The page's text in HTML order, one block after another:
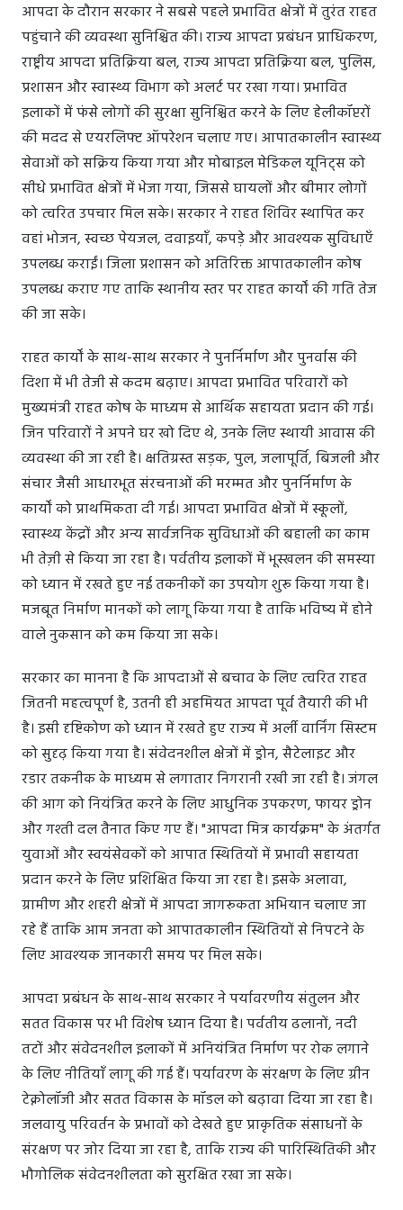
आपदा के दौरान सरकार ने सबसे पहले प्रभावित क्षेत्रों में तुरंत राहत
पहुंचाने की व्यवस्था सुनिश्चित की। राज्य आपदा प्रबंधन प्राधिकरण,
राष्ट्रीय आपदा प्रतिक्रिया बल, राज्य आपदा प्रतिक्रिया बल, पुलिस,
प्रशासन और स्वास्थ्य विभाग को अलर्ट पर रखा गया। प्रभावित
इलाकों में फंसे लोगों की सुरक्षा सुनिश्चित करने के लिए हेलीकॉप्टरों
की मदद से एयरलिफ्ट ऑपरेशन चलाए गए। आपातकालीन स्वास्थ्य
सेवाओं को सक्रिय किया गया और मोबाइल मेडिकल यूनिट्स को
सीधे प्रभावित क्षेत्रों में भेजा गया, जिससे घायलों और बीमार लोगों
को त्वरित उपचार मिल सके। सरकार ने राहत शिविर स्थापित कर
वहां भोजन, स्वच्छ पेयजल, दवाइयाँ, कपड़े और आवश्यक सुविधाएँ
उपलब्ध कराईं। जिला प्रशासन को अतिरिक्त आपातकालीन कोष
उपलब्ध कराए गए ताकि स्थानीय स्तर पर राहत कार्यों की गति तेज
की जा सके।
राहत कार्यों के साथ-साथ सरकार ने पुनर्निर्माण और पुनर्वास की
दिशा में भी तेजी से कदम बढ़ाए। आपदा प्रभावित परिवारों को
मुख्यमंत्री राहत कोष के माध्यम से आर्थिक सहायता प्रदान की गई।
जिन परिवारों ने अपने घर खो दिए थे, उनके लिए स्थायी आवास की
व्यवस्था की जा रही है। क्षतिग्रस्त सड़क, पुल, जलापूर्ति, बिजली और
संचार जैसी आधारभूत संरचनाओं की मरम्मत और पुनर्निर्माण के
कार्यों को प्राथमिकता दी गई। आपदा प्रभावित क्षेत्रों में स्कूलों,
स्वास्थ्य केंद्रों और अन्य सार्वजनिक सुविधाओं की बहाली का काम
भी तेज़ी से किया जा रहा है। पर्वतीय इलाकों में भूस्खलन की समस्या
को ध्यान में रखते हुए नई तकनीकों का उपयोग शुरू किया गया है।
मजबूत निर्माण मानकों को लागू किया गया है ताकि भविष्य में होने
वाले नुकसान को कम किया जा सके।
सरकार का मानना है कि आपदाओं से बचाव के लिए त्वरित राहत
जितनी महत्वपूर्ण है, उतनी ही अहमियत आपदा पूर्व तैयारी की भी
है। इसी दृष्टिकोण को ध्यान में रखते हुए राज्य में अर्ली वार्निंग सिस्टम
को सुदृढ़ किया गया है। संवेदनशील क्षेत्रों में ड्रोन, सैटेलाइट और
रडार तकनीक के माध्यम से लगातार निगरानी रखी जा रही है। जंगल
की आग को नियंत्रित करने के लिए आधुनिक उपकरण, फायर ड्रोन
और गश्ती दल तैनात किए गए हैं। "आपदा मित्र कार्यक्रम" के अंतर्गत
युवाओं और स्वयंसेवकों को आपात स्थितियों में प्रभावी सहायता
प्रदान करने के लिए प्रशिक्षित किया जा रहा है। इसके अलावा,
ग्रामीण और शहरी क्षेत्रों में आपदा जागरूकता अभियान चलाए जा
रहे हैं ताकि आम जनता को आपातकालीन स्थितियों से निपटने के
लिए आवश्यक जानकारी समय पर मिल सके।
आपदा प्रबंधन के साथ-साथ सरकार ने पर्यावरणीय संतुलन और
सतत विकास पर भी विशेष ध्यान दिया है। पर्वतीय ढलानों, नदी
तटों और संवेदनशील इलाकों में अनियंत्रित निर्माण पर रोक लगाने
के लिए नीतियाँ लागू की गई हैं। पर्यावरण के संरक्षण के लिए ग्रीन
टेक्नोलॉजी और सतत विकास के मॉडल को बढ़ावा दिया जा रहा है।
जलवायु परिवर्तन के प्रभावों को देखते हुए प्राकृतिक संसाधनों के
संरक्षण पर जोर दिया जा रहा है, ताकि राज्य की पारिस्थितिकी और
भौगोलिक संवेदनशीलता को सुरक्षित रखा जा सके।